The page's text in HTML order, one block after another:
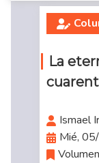
La
Ismael
Mié,